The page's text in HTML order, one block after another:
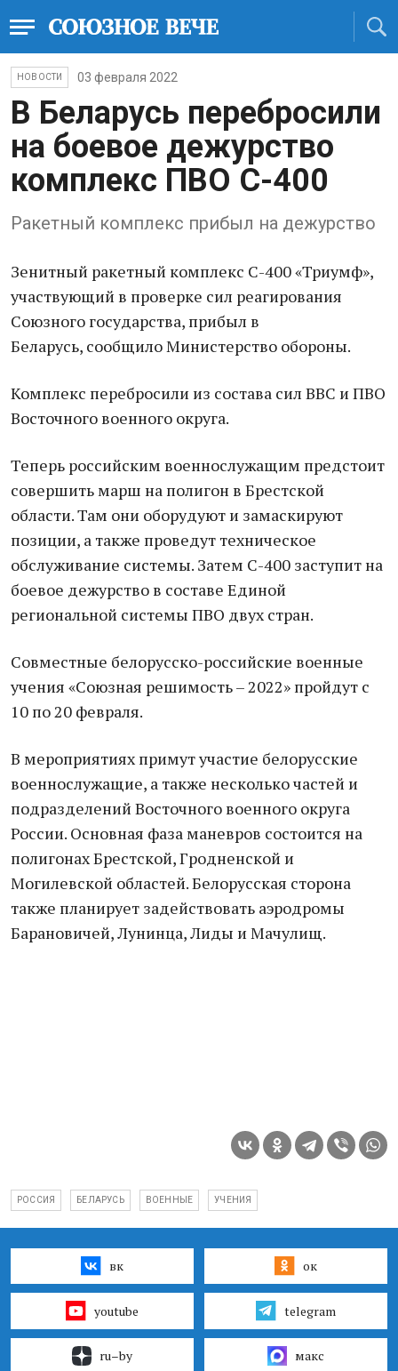
НОВОСТИ 03 февраля 2022
В Беларусь перебросили
на боевое дежурство
комплекс ПВО С-400
Ракетный комплекс прибыл на дежурство
Зенитный ракетный комплекс С-400 «Триумф»,
участвующий в проверке сил реагирования
Союзного государства, прибыл в
Беларусь, сообщило Министерство обороны.
Комплекс перебросили из состава сил ВВС и ПВО
Восточного военного округа.
Теперь российским военнослужащим предстоит
совершить марш на полигон в Брестской
области. Там они оборудуют и замаскируют
позиции, а также проведут техническое
обслуживание системы. Затем С-400 заступит на
боевое дежурство в составе Единой
региональной системы ПВО двух стран.
Совместные белорусско-российские военные
учения «Союзная решимость – 2022» пройдут с
10 по 20 февраля.
В мероприятиях примут участие белорусские
военнослужащие, а также несколько частей и
подразделений Восточного военного округа
России. Основная фаза маневров состоится на
полигонах Брестской, Гродненской и
Могилевской областей. Белорусская сторона
также планирует задействовать аэродромы
Барановичей, Лунинца, Лиды и Мачулищ.
РОССИЯ БЕЛАРУСЬ ВОЕННЫЕ УЧЕНИЯ
вк ок
youtube telegram
ru–by макс